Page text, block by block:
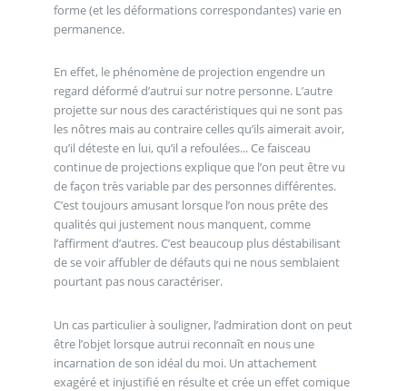
forme (et les déformations correspondantes) varie en
permanence.
En effet, le phénomène de projection engendre un
regard déformé d’autrui sur notre personne. L’autre
projette sur nous des caractéristiques qui ne sont pas
les nôtres mais au contraire celles qu’ils aimerait avoir,
qu’il déteste en lui, qu’il a refoulées... Ce faisceau
continue de projections explique que l’on peut être vu
de façon très variable par des personnes différentes.
C’est toujours amusant lorsque l’on nous prête des
qualités qui justement nous manquent, comme
l’affirment d’autres. C’est beaucoup plus déstabilisant
de se voir affubler de défauts qui ne nous semblaient
pourtant pas nous caractériser.
Un cas particulier à souligner, l’admiration dont on peut
être l’objet lorsque autrui reconnaît en nous une
incarnation de son idéal du moi. Un attachement
exagéré et injustifié en résulte et crée un effet comique